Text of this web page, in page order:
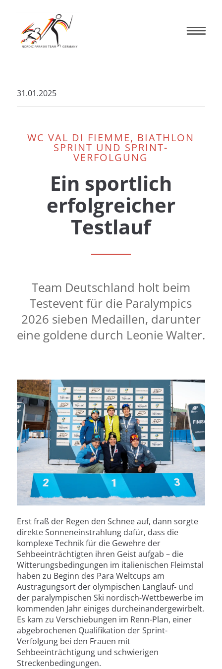
31.01.2025
WC VAL DI FIEMME, BIATHLON
SPRINT UND SPRINT-
VERFOLGUNG
Ein sportlich
erfolgreicher
Testlauf
Team Deutschland holt beim
Testevent für die Paralympics
2026 sieben Medaillen, darunter
eine goldene durch Leonie Walter.
Erst fraß der Regen den Schnee auf, dann sorgte
direkte Sonneneinstrahlung dafür, dass die
komplexe Technik für die Gewehre der
Sehbeeinträchtigten ihren Geist aufgab – die
Witterungsbedingungen im italienischen Fleimstal
haben zu Beginn des Para Weltcups am
Austragungsort der olympischen Langlauf- und
der paralympischen Ski nordisch-Wettbewerbe im
kommenden Jahr einiges durcheinandergewirbelt.
Es kam zu Verschiebungen im Renn-Plan, einer
abgebrochenen Qualifikation der Sprint-
Verfolgung bei den Frauen mit
Sehbeeinträchtigung und schwierigen
Streckenbedingungen.